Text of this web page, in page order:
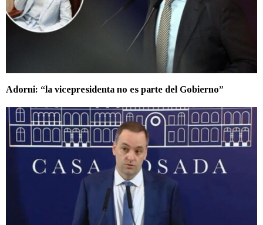
Adorni: “la vicepresidenta no es parte del Gobierno”